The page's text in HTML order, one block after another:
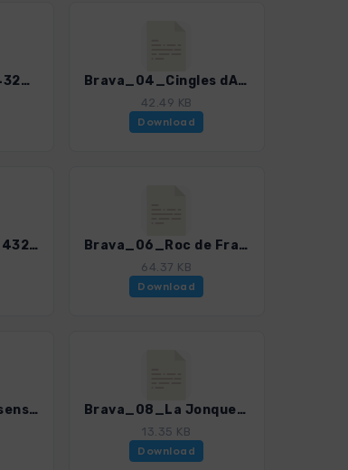
Brava_03_Olot_4328_4.gpx Brava_04_Cingles dAiats_4328_4.gpx
42.49 KB
Download
Brava_05_Rupit_4328_4.gpx Brava_06_Roc de Frausa_4328_4.gpx
64.37 KB
Download
Brava_07_Requesens_4328_4.gpx Brava_08_La Jonquera_4328_4.gpx
13.35 KB
Download